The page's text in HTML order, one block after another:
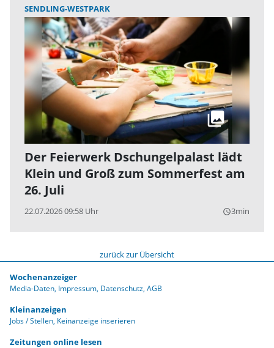
SENDLING-WESTPARK
Der Feierwerk Dschungelpalast lädt
Klein und Groß zum Sommerfest am
26. Juli
22.07.2026 09:58 Uhr query_builder3min
zurück zur Übersicht
Wochenanzeiger
Media-Daten Impressum Datenschutz AGB
Kleinanzeigen
Jobs / Stellen Keinanzeige inserieren
Zeitungen online lesen